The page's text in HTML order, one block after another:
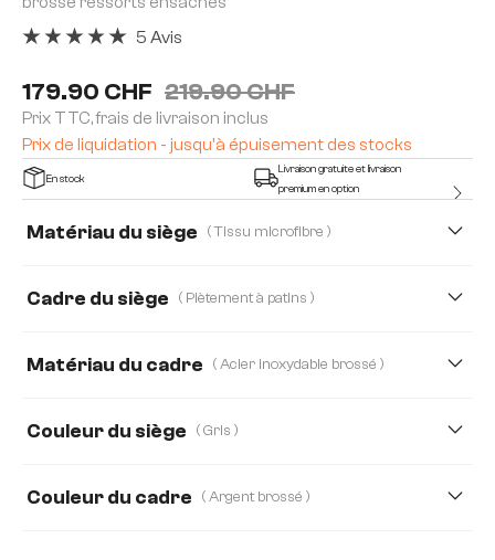
179.90 CHF 219.90 CHF
Prix TTC, frais de livraison inclus
Prix de liquidation - jusqu'à épuisement des stocks
5 Avis
En stock
Livraison gratuite et livraison
premium en option
Matériau du siège ( Tissu microfibre )
Echt-Leder/Chenille Plüsch Teddystoff
Velours côtelé Webstoff Soft
Cadre du siège ( Piètement à patins )
Matériau du cadre ( Acier inoxydable brossé )
Acier inoxydable brossé
Couleur du siège ( Gris )
Couleur du cadre ( Argent brossé )